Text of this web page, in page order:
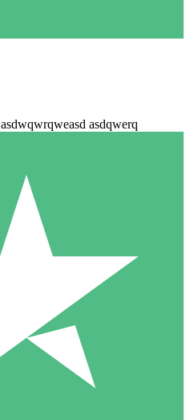
asdwqwrqweasd asdqwerq